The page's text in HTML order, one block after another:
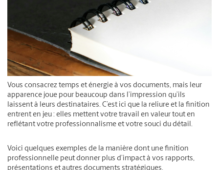
Vous consacrez temps et énergie à vos documents, mais leur
apparence joue pour beaucoup dans l’impression qu’ils
laissent à leurs destinataires. C’est ici que la reliure et la finition
entrent en jeu : elles mettent votre travail en valeur tout en
reflétant votre professionnalisme et votre souci du détail.
Voici quelques exemples de la manière dont une finition
professionnelle peut donner plus d’impact à vos rapports,
présentations et autres documents stratégiques.